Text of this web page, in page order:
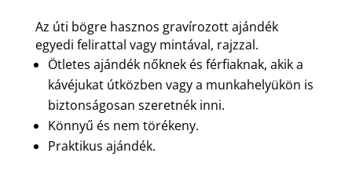
Az úti bögre hasznos gravírozott ajándék
egyedi felirattal vagy mintával, rajzzal.
Ötletes ajándék nőknek és férfiaknak, akik a
kávéjukat útközben vagy a munkahelyükön is
biztonságosan szeretnék inni.
Könnyű és nem törékeny.
Praktikus ajándék.